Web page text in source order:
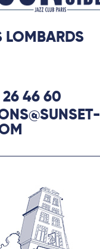
LOMBARDS
46 60